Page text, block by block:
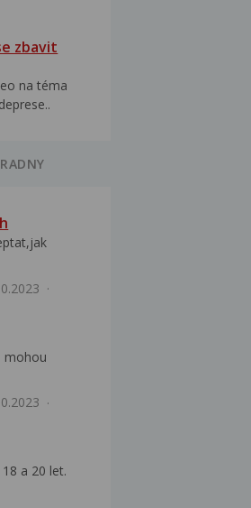
zbavit
na téma
mohou
a 20 let.